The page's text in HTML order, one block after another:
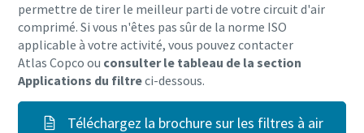
permettre de tirer le meilleur parti de votre circuit d'air
comprimé. Si vous n'êtes pas sûr de la norme ISO
applicable à votre activité, vous pouvez contacter
Atlas Copco ou consulter le tableau de la section
Applications du filtreci-dessous.
Téléchargez la brochure sur les filtres à air